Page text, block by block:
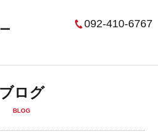
092-410-6767
ブログ
BLOG